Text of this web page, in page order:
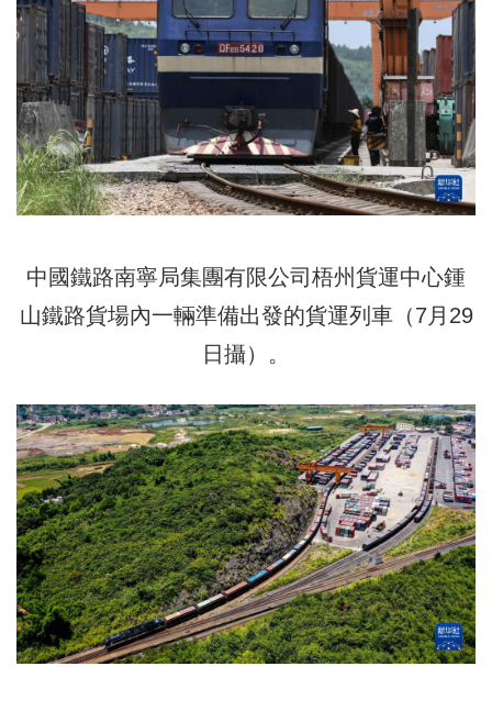
中國鐵路南寧局集團有限公司梧州貨運中心鍾
山鐵路貨場內一輛準備出發的貨運列車（7月29
日攝）。